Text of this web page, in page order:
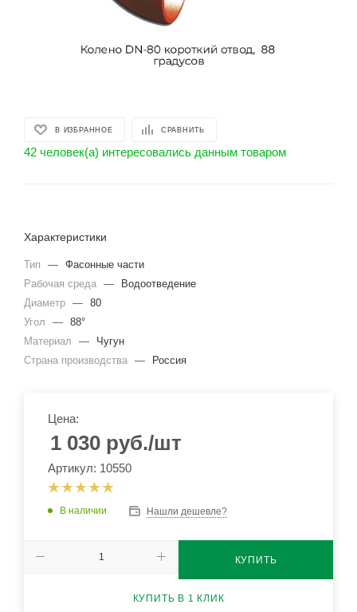
В ИЗБРАННОЕ СРАВНИТЬ
42 человек(а) интересовались данным товаром
Характеристики
Тип — Фасонные части
Рабочая среда —
Водоотведение
Диаметр — 80
Угол
— 88°
Материал
—
Чугун
Страна производства — Россия
Цена:
1 030 руб./шт
Артикул: 10550
В наличии Нашли дешевле?
КУПИТЬ
КУПИТЬ В 1 КЛИК